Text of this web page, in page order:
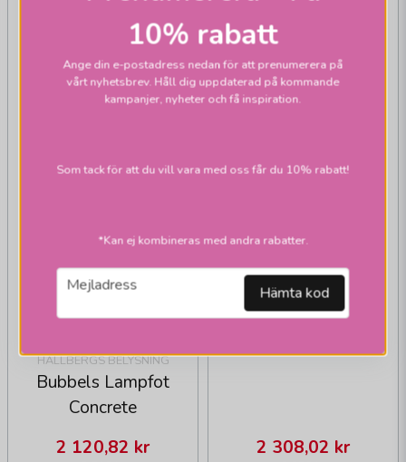
HALLBERGS BELYSNING
Bubbels Lampfot
Concrete
2 120,82 kr
Stucco Lampfot H47
Vit
2 308,02 kr
10% rabatt
Ange din e-postadress nedan för att prenumerera på
vårt nyhetsbrev. Håll dig uppdaterad på kommande
kampanjer, nyheter och få inspiration.
Som tack för att du vill vara med oss får du 10% rabatt!
*Kan ej kombineras med andra rabatter.
email
Mejladress Hämta kod